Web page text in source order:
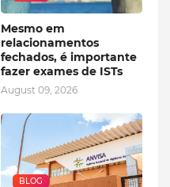
Mesmo em
relacionamentos
fechados, é importante
fazer exames de ISTs
August 09, 2026
BLOG